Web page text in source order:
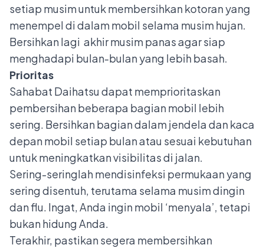
setiap musim untuk membersihkan kotoran yang
menempel di dalam mobil selama musim hujan.
Bersihkan lagi akhir musim panas agar siap
menghadapi bulan-bulan yang lebih basah.
Prioritas
Sahabat Daihatsu dapat memprioritaskan
pembersihan beberapa bagian mobil lebih
sering. Bersihkan bagian dalam jendela dan kaca
depan mobil setiap bulan atau sesuai kebutuhan
untuk meningkatkan visibilitas di jalan.
Sering-seringlah mendisinfeksi permukaan yang
sering disentuh, terutama selama musim dingin
dan flu. Ingat, Anda ingin mobil ‘menyala’, tetapi
bukan hidung Anda.
Terakhir, pastikan segera membersihkan